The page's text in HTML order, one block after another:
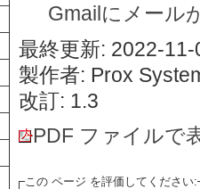
Gmailにメール
最終更新: 2022-
製作者: Prox
改訂: 1.3
PDF ファイルで
この ページ を評価してください: